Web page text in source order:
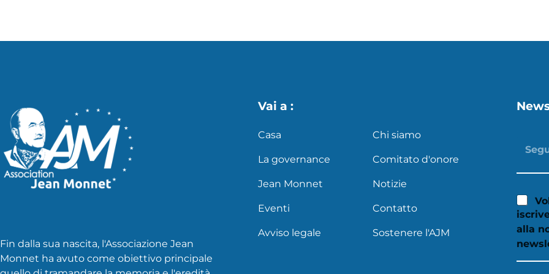
Fin dalla sua nascita, l'Associazione Jean
Monnet ha avuto come obiettivo principale
Vai a :
Casa Chi siamo
La governance Comitato d'onore
Jean Monnet Notizie
Eventi Contatto
Avviso legale Sostenere l'AJM
alla